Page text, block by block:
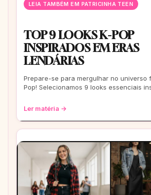
LEIA TAMBÉM EM PATRICINHA TEEN
TOP 9 LOOKS K-POP
INSPIRADOS EM ERAS
LENDÁRIAS
Prepare-se para mergulhar no universo
Pop! Selecionamos 9 looks essenciais
Ler matéria →